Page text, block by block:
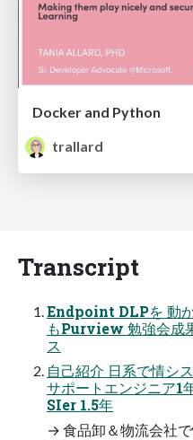
Docker and Python
trallard
Transcript
Endpoint DLPを 動
もPurview 勉強会成
ス
自己紹介 日系で情シ
サポートエンジニア
SIer 1.5年
→ 食品卸＆物流会社